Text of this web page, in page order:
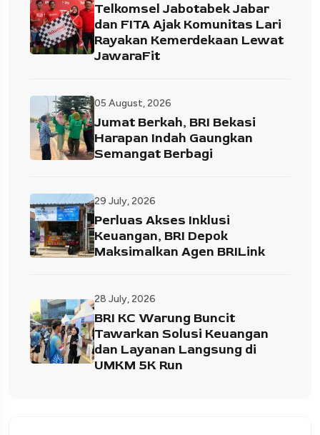
Telkomsel Jabotabek Jabar
dan FITA Ajak Komunitas Lari
Rayakan Kemerdekaan Lewat
JawaraFit
05 August, 2026
Jumat Berkah, BRI Bekasi
Harapan Indah Gaungkan
Semangat Berbagi
29 July, 2026
Perluas Akses Inklusi
Keuangan, BRI Depok
Maksimalkan Agen BRILink
28 July, 2026
BRI KC Warung Buncit
Tawarkan Solusi Keuangan
dan Layanan Langsung di
UMKM 5K Run